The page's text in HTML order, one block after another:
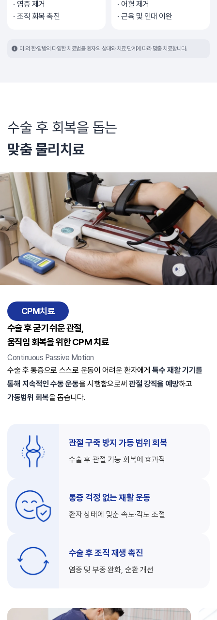
염증 제거
조직 회복 촉진
어혈 제거
근육 및 인대 이완
이 외 한·양방의 다양한 치료법을 환자의 상태와 치료 단계에 따라 맞춤 치료합니다.
수술 후 회복을 돕는
맞춤 물리치료
CPM치료
수술 후 굳기 쉬운 관절,
움직임 회복을 위한 CPM 치료
Continuous Passive Motion
수술 후 통증으로 스스로 운동이 어려운 환자에게특수 재활 기기를
통해 지속적인 수동 운동을 시행함으로써 관절 강직을 예방하고
가동범위 회복을 돕습니다.
관절 구축 방지 가동 범위 회복
수술 후 관절 기능 회복에 효과적
통증 걱정 없는재활 운동
환자 상태에 맞춘 속도·각도 조절
수술 후 조직 재생 촉진
염증 및 부종 완화, 순환 개선